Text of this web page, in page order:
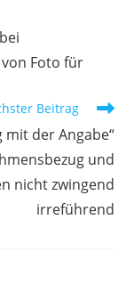
Foto für
Beitrag
der Angabe“
und
nicht zwingend
irreführend